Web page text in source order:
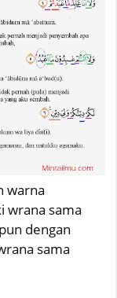
warna
wrana sama
dengan
sama